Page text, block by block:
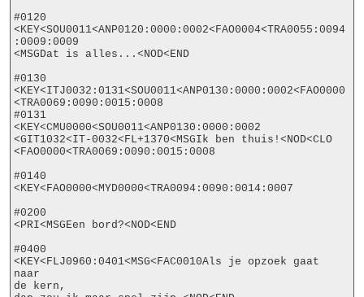
#0120
<KEY<SOU0011<ANP0120:0000:0002<FAO0004<TRA0055:0094
:0009:0009
<MSGDat is alles...<NOD<END
#0130
<KEY<ITJ0032:0131<SOU0011<ANP0130:0000:0002<FAO0000
<TRA0069:0090:0015:0008
#0131
<KEY<CMU0000<SOU0011<ANP0130:0000:0002
<GIT1032<IT-0032<FL+1370<MSGIk ben thuis!<NOD<CLO
<FAO0000<TRA0069:0090:0015:0008
#0140
<KEY<FAO0000<MYD0000<TRA0094:0090:0014:0007
#0200
<PRI<MSGEen bord?<NOD<END
#0400
<KEY<FLJ0960:0401<MSG<FAC0010Als je opzoek gaat
naar
de kern,